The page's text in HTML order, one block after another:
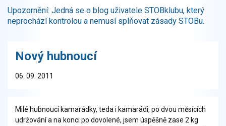
Upozornění: Jedná se o blog uživatele STOBklubu, který
neprochází kontrolou a nemusí splňovat zásady STOBu.
Nový hubnoucí
06. 09. 2011
Milé hubnoucí kamarádky, teda i kamarádi, po dvou měsících
udržování a na konci po dovolené, jsem úspěšně zase 2 kg